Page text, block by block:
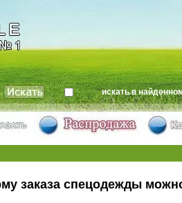
искать в
заказа спецодежды